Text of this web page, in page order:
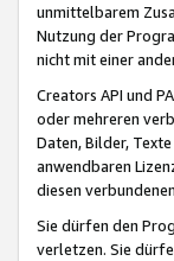
unmittelbarem
Nutzung der
nicht mit einer
Creators API und
oder mehreren
Daten, Bilder,
anwendbaren
diesen
Sie dürfen den
verletzen. Sie